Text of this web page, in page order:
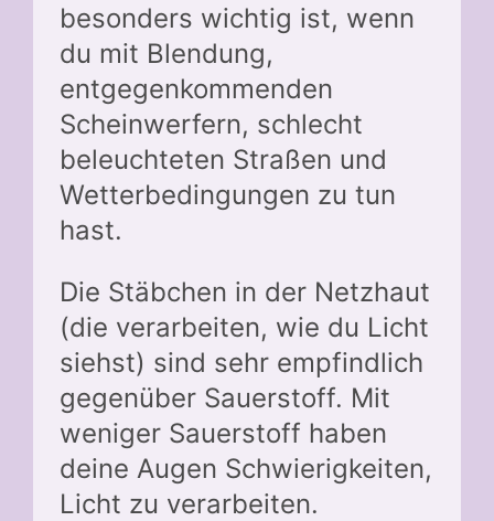
besonders wichtig ist, wenn
du mit Blendung,
entgegenkommenden
Scheinwerfern, schlecht
beleuchteten Straßen und
Wetterbedingungen zu tun
hast.
Die Stäbchen in der Netzhaut
(die verarbeiten, wie du Licht
siehst) sind sehr empfindlich
gegenüber Sauerstoff. Mit
weniger Sauerstoff haben
deine Augen Schwierigkeiten,
Licht zu verarbeiten.